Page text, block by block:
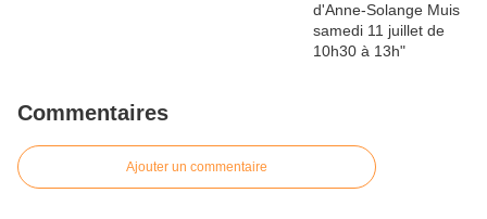
Commentaires
Ajouter un commentaire